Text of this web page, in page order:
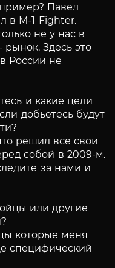
Павел
в M-1 Fighter.
не у нас в
рынок. Здесь это
России не
и какие цели
добьетесь будут
решил все свои
собой в 2009-м.
за нами и
или другие
которые меня
специфический